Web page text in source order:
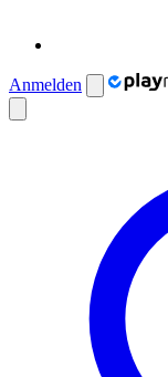
Anmelden